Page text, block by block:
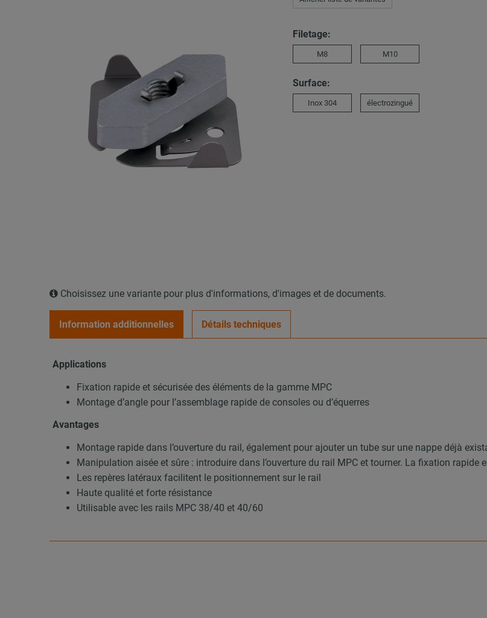
Filetage:
M8 M10
Surface:
Inox 304 électrozingué
Choisissez une variante pour plus d'informations, d'images et de documents.
Information additionnelles Détails techniques
Applications
Fixation rapide et sécurisée des éléments de la gamme MPC
Montage d’angle pour l’assemblage rapide de consoles ou d’équerres
Avantages
Montage rapide dans l’ouverture du rail, également pour ajouter un tube sur une nappe déjà
Manipulation aisée et sûre : introduire dans l’ouverture du rail MPC et tourner. La fixation rapide
Les repères latéraux facilitent le positionnement sur le rail
Haute qualité et forte résistance
Utilisable avec les rails MPC 38/40 et 40/60